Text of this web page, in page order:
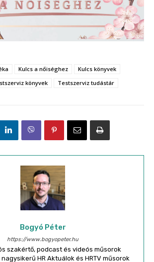
Kulcs a nőiséghez
Kulcs könyvek
könyvek Testszerviz tudástár
Bogyó Péter
https://www.bogyopeter.hu
szakértő, podcast és videós műsorok
HR Aktuálok és HRTV műsorok